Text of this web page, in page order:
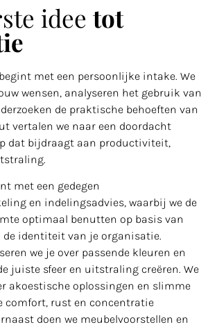
idee tot
met een persoonlijke intake. We
wensen, analyseren het gebruik van
de praktische behoeften van
vertalen we naar een doordacht
dat bijdraagt aan productiviteit,
met een gedegen
en indelingsadvies, waarbij we de
optimaal benutten op basis van
de identiteit van je organisatie.
we je over passende kleuren en
juiste sfeer en uitstraling creëren. We
akoestische oplossingen en slimme
comfort, rust en concentratie
doen we meubelvoorstellen en